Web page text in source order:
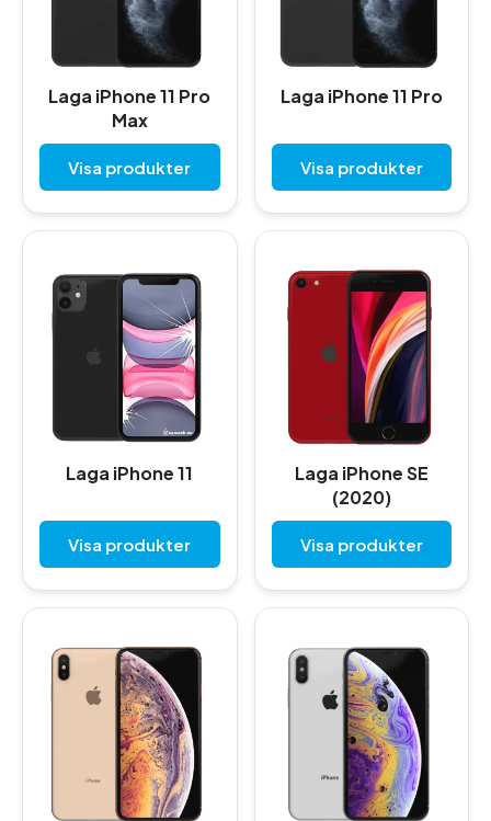
Laga iPhone 11 Pro
Max
Visa produkter
Laga iPhone 11 Pro
Visa produkter
Laga iPhone 11
Visa produkter
Laga iPhone SE
(2020)
Visa produkter